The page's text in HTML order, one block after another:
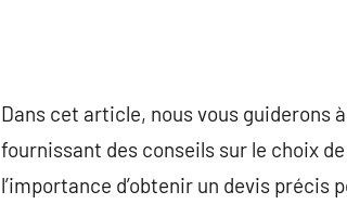
Dans cet article, nous vous guiderons
fournissant des conseils sur le choix
l’importance d’obtenir un devis